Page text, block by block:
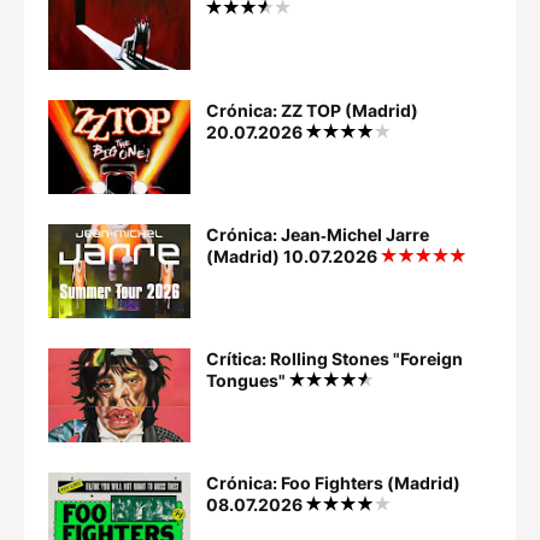
Crónica: ZZ TOP (Madrid)
20.07.2026
Crónica: Jean‐Michel Jarre
(Madrid) 10.07.2026
Crítica: Rolling Stones "Foreign
Tongues"
Crónica: Foo Fighters (Madrid)
08.07.2026